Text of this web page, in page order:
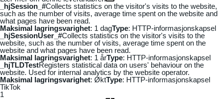
_hjSession_#Collects statistics on the visitor's visits to the website,
such as the number of visits, average time spent on the website and
what pages have been read.
Maksimal lagringsvarighet: 1 dagType: HTTP-informasjonskapsel
_hjSessionUser_#Collects statistics on the visitor's visits to the
website, such as the number of visits, average time spent on the
website and what pages have been read.
Maksimal lagringsvarighet: 1 årType: HTTP-informasjonskapsel
_hjTLDTestRegisters statistical data on users' behaviour on the
website. Used for internal analytics by the website operator.
Maksimal lagringsvarighet: ØktType: HTTP-informasjonskapsel
TikTok
1